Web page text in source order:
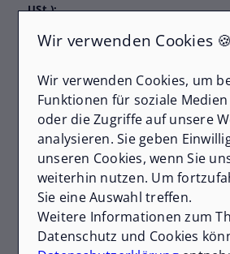
USt.):
Kaltmiete:5.000 € / Monat
Heizkosten-Vorauszahlung:
Kaution:3 Kaltmieten
Provision:3 Kaltmieten
Mietvertrag:10 Jahre
Verlängerungsoptionen à 5
Lage
Die Gewerbefläche befindet
Wir verwenden Cookies 🍪
Wir verwenden Cookies, um
Funktionen für soziale
oder die Zugriffe auf unsere
analysieren. Sie geben
unseren Cookies, wenn Sie
weiterhin nutzen. Um
Sie eine Auswahl treffen.
Weitere Informationen zum
Datenschutz und Cookies